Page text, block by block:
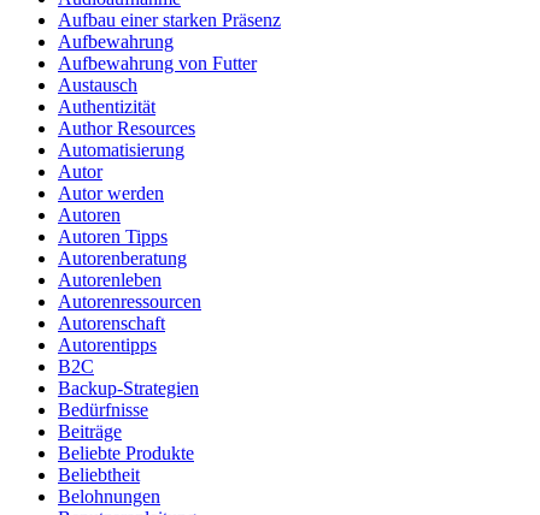
Aufbau einer starken Präsenz
Aufbewahrung
Aufbewahrung von Futter
Austausch
Authentizität
Author Resources
Automatisierung
Autor
Autor werden
Autoren
Autoren Tipps
Autorenberatung
Autorenleben
Autorenressourcen
Autorenschaft
Autorentipps
B2C
Backup-Strategien
Bedürfnisse
Beiträge
Beliebte Produkte
Beliebtheit
Belohnungen